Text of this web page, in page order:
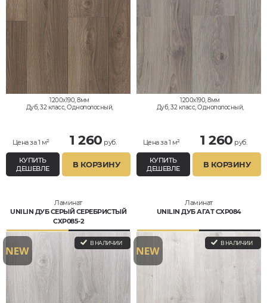
1200x190, 8мм
Дуб, 32 класс, Однополосный,
Цена за 1 м² 1 260 руб.
КУПИТЬ
ДЕШЕВЛЕ
В КОРЗИНУ
1200x190, 8мм
Дуб, 32 класс, Однополосный,
Цена за 1 м² 1 260 руб.
КУПИТЬ
ДЕШЕВЛЕ
В КОРЗИНУ
Ламинат
UNILIN ДУБ СЕРЫЙ СЕРЕБРИСТЫЙ
CXP085-2
В НАЛИЧИИ
Ламинат
UNILIN ДУБ АГАТ CXP084
В НАЛИЧИИ